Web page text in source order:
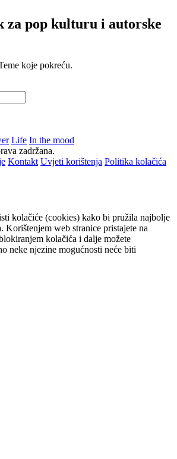
za pop kulturu i autorske
koje pokreću.
Life In the mood
zadržana.
Kontakt Uvjeti korištenja Politika kolačića
kolačiće (cookies) kako bi pružila najbolje
Korištenjem web stranice pristajete na
kolačića i dalje možete
neke njezine mogućnosti neće biti